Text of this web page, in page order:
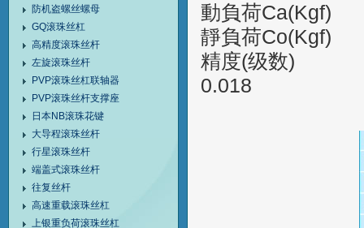
防机盗螺丝螺母
GQ滚珠丝杠
高精度滚珠丝杆
左旋滚珠丝杆
PVP滚珠丝杠联轴器
PVP滚珠丝杆支撑座
日本NB滚珠花键
大导程滚珠丝杆
行星滚珠丝杆
端盖式滚珠丝杆
往复丝杆
高速重载滚珠丝杠
上银重负荷滚珠丝杠
動負荷
靜負荷
精度
0.018